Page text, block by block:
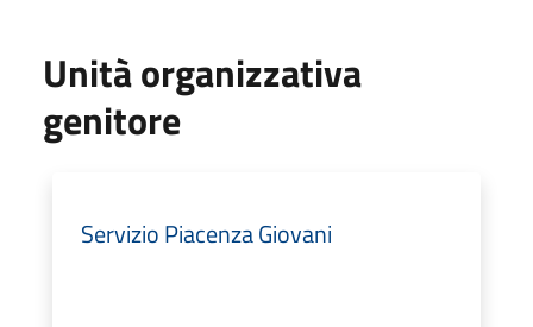
Unità organizzativa
genitore
Servizio Piacenza Giovani